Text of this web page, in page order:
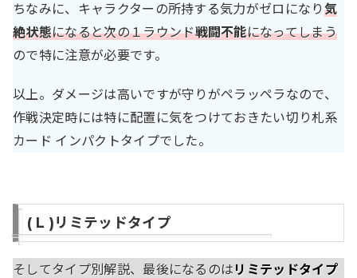
ちなみに、キャラクターの所持する気力がゼロになり 気
絶状態になると次の１ラウンド戦闘不能になってしまう
ので特に注意が必要です。
以上。ダメージは高いですが守りがペラッペラなので、
作戦決定時には特に配置に気をつけておきたい切り札系
カード インパクトタイプでした。
( L )リミテッドタイプ
そしてタイプ別解説、最後になるのは リミテッドタイプ